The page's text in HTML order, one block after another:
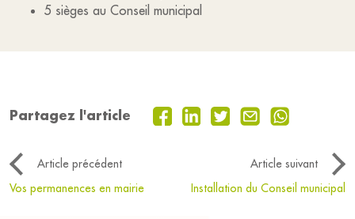
5 sièges au Conseil municipal
Partagez l'article
Article précédent
Article suivant
Vos permanences en mairie
Installation du Conseil municipal